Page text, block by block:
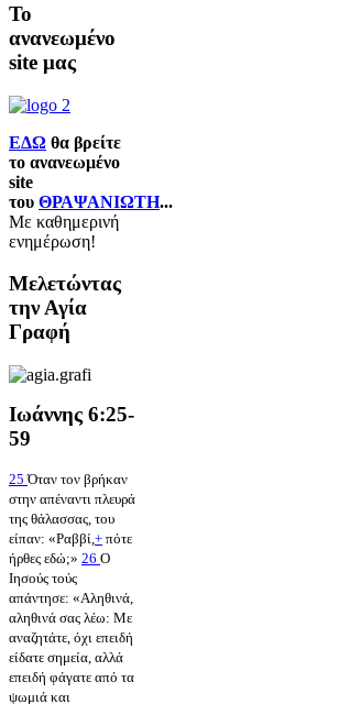
Το
ανανεωμένο
site μας
ΕΔΩ θα βρείτε
το ανανεωμένο
site
του ΘΡΑΨΑΝΙΩΤΗ...
Με καθημερινή
ενημέρωση!
Μελετώντας
την Αγία
Γραφή
Ιωάννης 6:25-
59
25Όταν τον βρήκαν
στην απέναντι πλευρά
της θάλασσας, του
είπαν: «Ραββί, + πότε
ήρθες εδώ;» 26 Ο
Ιησούς τούς
απάντησε: «Αληθινά,
αληθινά σας λέω: Με
αναζητάτε, όχι επειδή
είδατε σημεία, αλλά
επειδή φάγατε από τα
ψωμιά και